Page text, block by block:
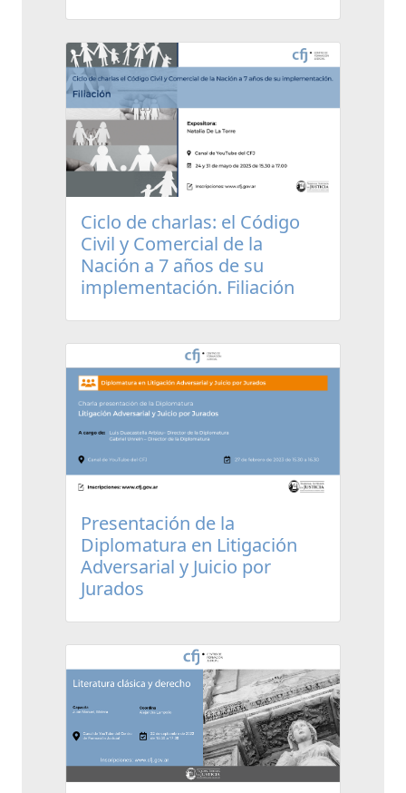
Ciclo de charlas: el Código
Civil y Comercial de la
Nación a 7 años de su
implementación. Filiación
Presentación de la
Diplomatura en Litigación
Adversarial y Juicio por
Jurados